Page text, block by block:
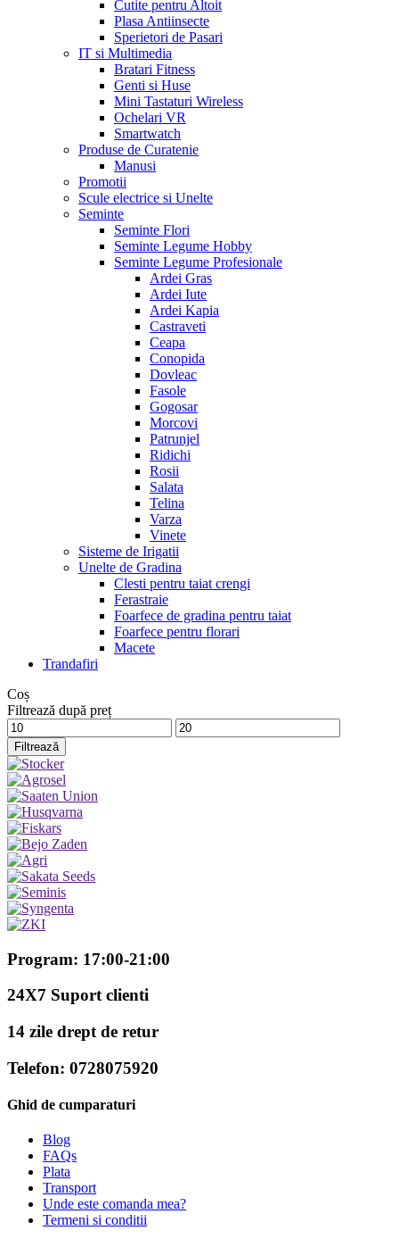
Cutite pentru Altoit
Plasa Antiinsecte
Sperietori de Pasari
IT si Multimedia
Bratari Fitness
Genti si Huse
Mini Tastaturi Wireless
Ochelari VR
Smartwatch
Produse de Curatenie
Manusi
Promotii
Scule electrice si Unelte
Seminte
Seminte Flori
Seminte Legume Hobby
Seminte Legume Profesionale
Ardei Gras
Ardei Iute
Ardei Kapia
Castraveti
Ceapa
Conopida
Dovleac
Fasole
Gogosar
Morcovi
Patrunjel
Ridichi
Rosii
Salata
Telina
Varza
Vinete
Sisteme de Irigatii
Unelte de Gradina
Clesti pentru taiat crengi
Ferastraie
Foarfece de gradina pentru taiat
Foarfece pentru florari
Macete
Trandafiri
Coș
Filtrează după preț
Preț
minim
Preț
maxim
Filtrează
Program: 17:00-21:00
24X7 Suport clienti
14 zile drept de retur
Telefon: 0728075920
Ghid de cumparaturi
Blog
FAQs
Plata
Transport
Unde este comanda mea?
Termeni si conditii